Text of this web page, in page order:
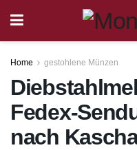
Home gestohlene Münzen
Fedex-
nach